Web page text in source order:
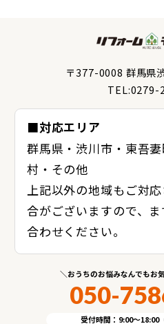
〒377-0008 群馬県
TEL:0279-
■対応エリア
群馬県・渋川市・東吾
村・その他
上記以外の地域もご対
合がございますので、
合わせください。
おうちのお悩みなんでもお
050-
受付時間：9:00～18:00